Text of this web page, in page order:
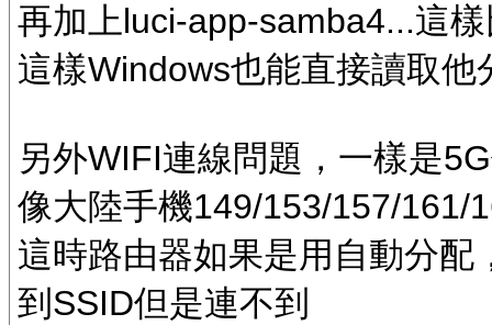
再加上luci-app-samba4...這
這樣Windows也能直接讀取他
另外WIFI連線問題，一樣是
像大陸手機149/153/157/161/
這時路由器如果是用自動分
到SSID但是連不到